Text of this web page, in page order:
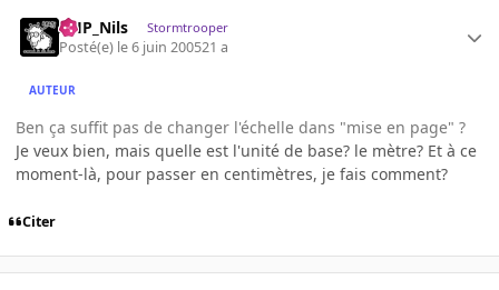
AHP_Nils Stormtrooper
Posté(e) le 6 juin 200521 a
AUTEUR
Ben ça suffit pas de changer l'échelle dans "mise en page" ?
Je veux bien, mais quelle est l'unité de base? le mètre? Et à ce
moment-là, pour passer en centimètres, je fais comment?
Citer